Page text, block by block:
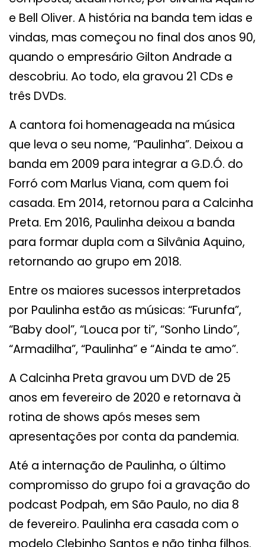
e Bell Oliver. A história na banda tem idas e
vindas, mas começou no final dos anos 90,
quando o empresário Gilton Andrade a
descobriu. Ao todo, ela gravou 21 CDs e
três DVDs.
A cantora foi homenageada na música
que leva o seu nome, “Paulinha”. Deixou a
banda em 2009 para integrar a G.D.Ó. do
Forró com Marlus Viana, com quem foi
casada. Em 2014, retornou para a Calcinha
Preta. Em 2016, Paulinha deixou a banda
para formar dupla com a Silvânia Aquino,
retornando ao grupo em 2018.
Entre os maiores sucessos interpretados
por Paulinha estão as músicas: “Furunfa”,
“Baby dool”, “Louca por ti”, “Sonho Lindo”,
“Armadilha”, “Paulinha” e “Ainda te amo”.
A Calcinha Preta gravou um DVD de 25
anos em fevereiro de 2020 e retornava à
rotina de shows após meses sem
apresentações por conta da pandemia.
Até a internação de Paulinha, o último
compromisso do grupo foi a gravação do
podcast Podpah, em São Paulo, no dia 8
de fevereiro. Paulinha era casada com o